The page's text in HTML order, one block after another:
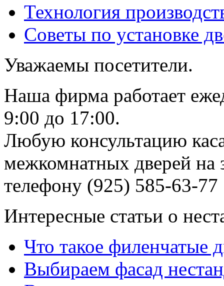
Технология
Советы по установке
Уважаемы посетители.
Наша фирма работает
9:00 до 17:00.
Любую консультацию
межкомнатных дверей на
телефону (925) 585-63-77
Интересные статьи о
Что такое филенчатые
Выбираем фасад